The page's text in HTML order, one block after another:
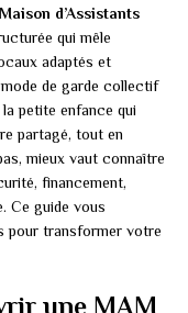
Maison d’Assistants
qui mêle
adaptés et
de garde collectif
petite enfance qui
partagé, tout en
mieux vaut connaître
financement,
Ce guide vous
pour transformer votre
une MAM